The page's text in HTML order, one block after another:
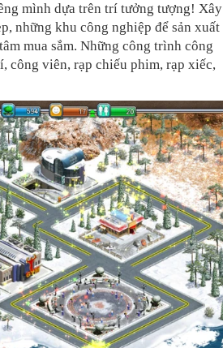
mình dựa trên trí tưởng tượng! Xây
những khu công nghiệp để sản xuất
mua sắm. Những công trình công
công viên, rạp chiếu phim, rạp xiếc,